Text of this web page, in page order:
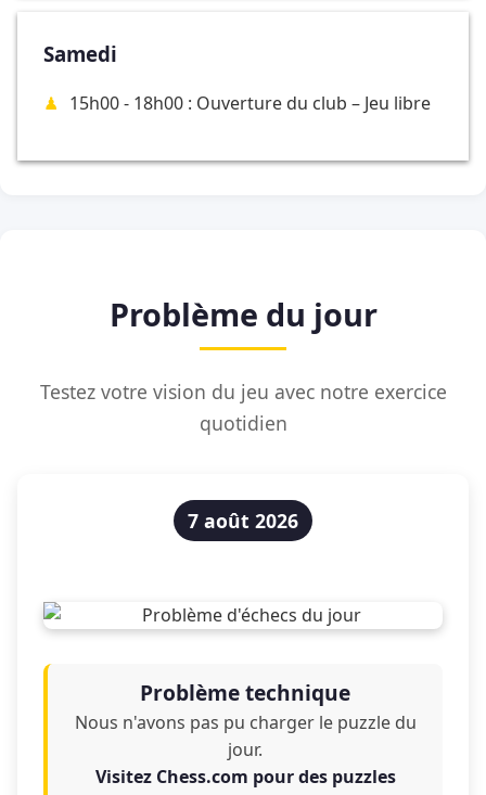
Samedi
15h00 - 18h00 : Ouverture du club – Jeu libre
Problème du jour
Testez votre vision du jeu avec notre exercice
quotidien
7 août 2026
Problème technique
Nous n'avons pas pu charger le puzzle du
jour.
Visitez Chess.com pour des puzzles